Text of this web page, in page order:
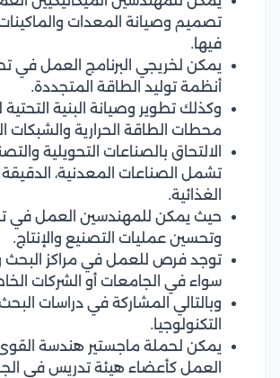
تصميم وصيانة المعدات
فيها.
يمكن لخريجي البرنامج العمل في
أنظمة توليد الطاقة المتجددة.
وكذلك تطوير وصيانة البنية
محطات الطاقة الحرارية والشبكات
الالتحاق بالصناعات التحويلية
تشمل الصناعات المعدنية،
الغذائية.
حيث يمكن للمهندسين العمل في
وتحسين عمليات التصنيع والإنتاج.
توجد فرص للعمل في مراكز البحث
سواء في الجامعات أو الشركات
وبالتالي المشاركة في دراسات
التكنولوجيا.
يمكن لحملة ماجستير هندسة القوى
العمل كأعضاء هيئة تدريس في